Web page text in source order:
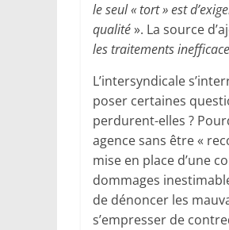
le seul « tort » est
qualité». La source
les traitements
L’intersyndicale
poser certaines
perdurent-elles ?
agence sans être «
mise en place d’une
dommages
de dénoncer les
s’empresser de